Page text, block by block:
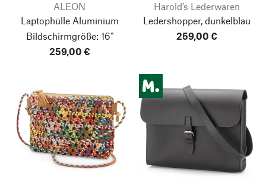
ALEON
Laptophülle Aluminium
Bildschirmgröße: 16"
259,00 €
Harold’s Lederwaren
Ledershopper, dunkelblau
259,00 €